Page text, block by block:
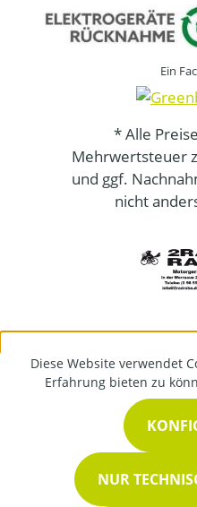
Ein
* Alle
Mehrwertsteuer
und ggf.
nicht
Diese Website verwendet
Erfahrung bieten zu
NUR